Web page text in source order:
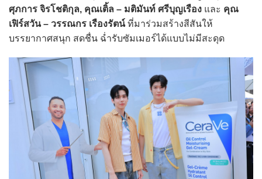
ศุภการ จิรโชติกุล, คุณเติ้ล – มติมันท์ ศรีบุญเรือง และ คุณ
เฟิร์สวัน – วรรณกร เรืองรัตน์ที่มาร่วมสร้างสีสันให้
บรรยากาศสนุก สดชื่น ฉ่ำรับซัมเมอร์ได้แบบไม่มีสะดุด